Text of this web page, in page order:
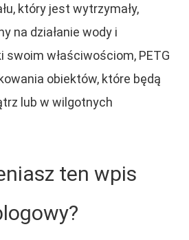
który jest wytrzymały,
na działanie wody i
swoim właściwościom, PETG
obiektów, które będą
lub w wilgotnych
ten wpis